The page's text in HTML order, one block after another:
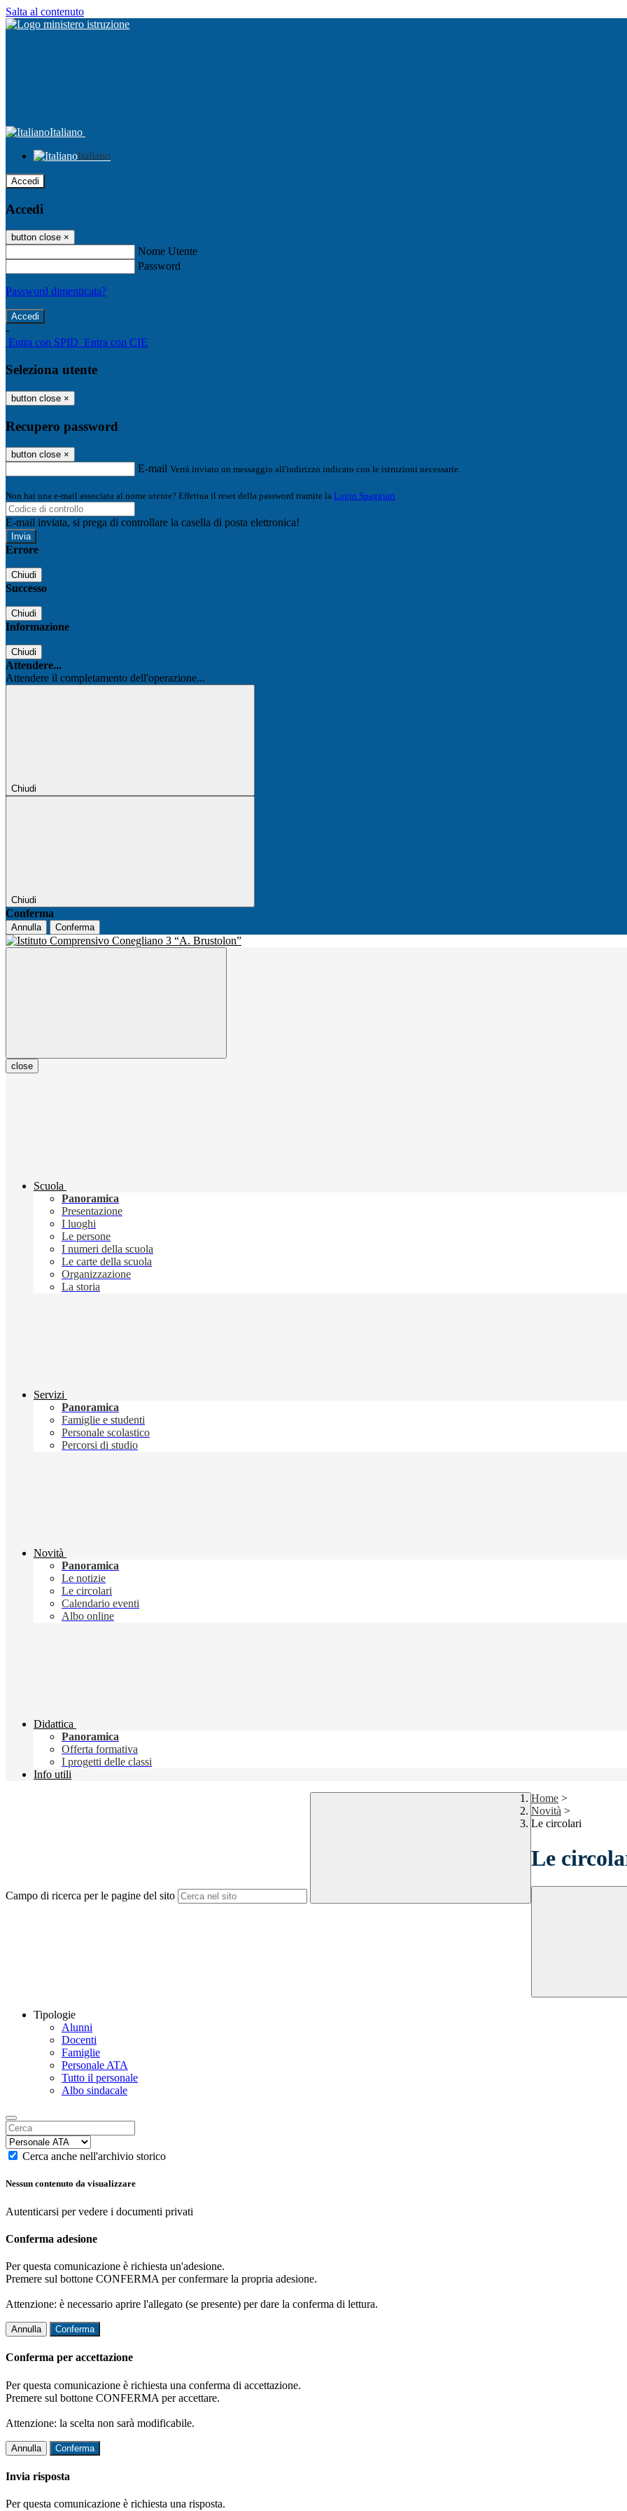
Salta al contenuto
Italiano
Italiano
Accedi
Accedi
button close ×
Nome Utente
Password
Password dimenticata?
-
Entra con SPID Entra con CIE
Seleziona utente
button close ×
Recupero password
button close ×
E-mail Verrà inviato un messaggio all'indirizzo indicato con le istruzioni necessarie.
Non hai una e-mail associata al nome utente? Effettua il reset della password tramite la Login Spaggiari
E-mail inviata, si prega di controllare la casella di posta elettronica!
Errore
Chiudi
Successo
Chiudi
Informazione
Chiudi
Attendere...
Attendere il completamento dell'operazione...
Chiudi
Chiudi
Conferma
Annulla Conferma
close
Scuola
Panoramica
Presentazione
I luoghi
Le persone
I numeri della scuola
Le carte della scuola
Organizzazione
La storia
Servizi
Panoramica
Famiglie e studenti
Personale scolastico
Percorsi di studio
Novità
Panoramica
Le notizie
Le circolari
Calendario eventi
Albo online
Didattica
Panoramica
Offerta formativa
I progetti delle classi
Info utili
Campo di ricerca per le pagine del sito
Home >
Novità >
Le circolari
Le
Tipologie
Alunni
Docenti
Famiglie
Personale ATA
Tutto il personale
Albo sindacale
Cerca anche nell'archivio storico
Nessun contenuto da visualizzare
Autenticarsi per vedere i documenti privati
Conferma adesione
Per questa comunicazione è richiesta un'adesione.
Premere sul bottone CONFERMA per confermare la propria adesione.
Attenzione: è necessario aprire l'allegato (se presente) per dare la conferma di lettura.
Annulla Conferma
Conferma per accettazione
Per questa comunicazione è richiesta una conferma di accettazione.
Premere sul bottone CONFERMA per accettare.
Attenzione: la scelta non sarà modificabile.
Annulla Conferma
Invia risposta
Per questa comunicazione è richiesta una risposta.